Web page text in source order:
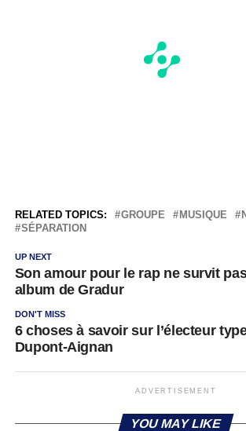
RELATED TOPICS: GROUPE MUSIQUE
SÉPARATION
UP NEXT
Son amour pour le rap ne survit
album de Gradur
DON'T MISS
6 choses à savoir sur l’électeur
Dupont-Aignan
ADVERTISEMENT
YOU MAY LIKE